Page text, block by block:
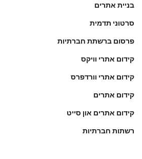
בניית אתרים
סרטוני תדמית
פרסום ברשתת חברתיות
קידום אתרי וויקס
קידום אתרי וורדפרס
קידום אתרים
קידום אתרים און סייט
רשתות חברתיות